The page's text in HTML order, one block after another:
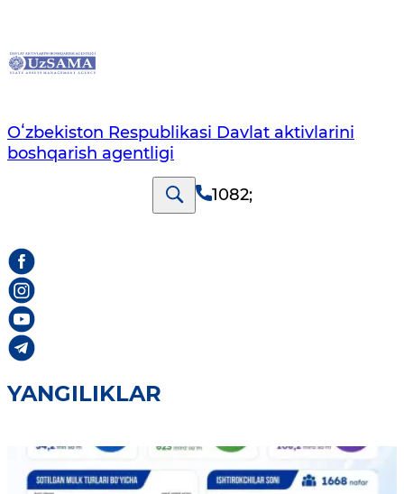
Oʻzbekiston Respublikasi Davlat aktivlarini
boshqarish agentligi
1082;
YANGILIKLAR